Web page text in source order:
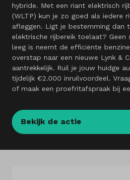
hybride. Met een riant elektrisch
(WLTP) kun je zo goed als iedere
afleggen. Ligt je bestemming dan
elektrische rijbereik toelaat? Geen
leeg is neemt de efficiënte
overstap naar een nieuwe Lynk &
aantrekkelijk. Ruil je jouw huidge
tijdelijk €2.000 inruilvoordeel.
of maak een proefritafspraak bij
Bekijk de actie